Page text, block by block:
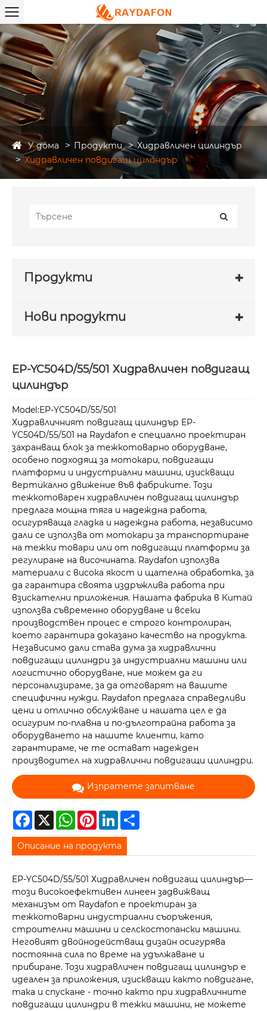
У дома Продукти
Хидравличен цилиндър
Хидравличен повдигащ цилиндър
Продукти
Нови продукти
EP-YC504D/55/501 Хидравличен повдигащ
цилиндър
Model:EP-YC504D/55/501
Хидравличният повдигащ цилиндър EP-
YC504D/55/501 на Raydafon е специално проектиран
захранващ блок за тежкотоварно оборудване,
особено подходящ за мотокари, повдигащи
платформи и индустриални машини, изискващи
вертикално движение във фабриките. Този
тежкотоварен хидравличен повдигащ цилиндър
предлага мощна тяга и надеждна работа,
осигуряваща гладка и надеждна работа, независимо
дали се използва от мотокари за транспортиране
на тежки товари или от повдигащи платформи за
регулиране на височината. Raydafon използва
материали с висока якост и щателна обработка, за
да гарантира своята издръжлива работа при
взискателни приложения. Нашата фабрика в Китай
използва съвременно оборудване и всеки
производствен процес е строго контролиран,
което гарантира доказано качество на продукта.
Независимо дали става дума за хидравлични
повдигащи цилиндри за индустриални машини или
логистично оборудване, ние можем да ги
персонализираме, за да отговарят на вашите
специфични нужди. Raydafon предлага справедливи
цени и отлично обслужване и нашата цел е да
осигурим по-плавна и по-дълготрайна работа за
оборудването на нашите клиенти, като
гарантираме, че те остават надежден
производител на хидравлични повдигащи цилиндри.
Изпратете запитване
Facebook
X WhatsAppPinterestLinkedIn
Описание на продукта
EP-YC504D/55/501 Хидравличен повдигащ цилиндър—
този високоефективен линеен задвижващ
механизъм от Raydafon е проектиран за
тежкотоварни индустриални съоръжения,
строителни машини и селскостопански машини.
Неговият двойнодействащ дизайн осигурява
постоянна сила по време на удължаване и
прибиране. Този хидравличен повдигащ цилиндър е
идеален за приложения, изискващи както повдигане,
така и спускане - точно както при хидравличните
повдигащи цилиндри в тежки машини, не можете